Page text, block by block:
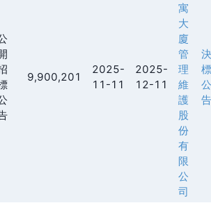
9,900,201
2025-
11-11
2025-
12-11
寓
大
廈
管
理
維
護
股
份
有
限
公
司
決
標
公
告